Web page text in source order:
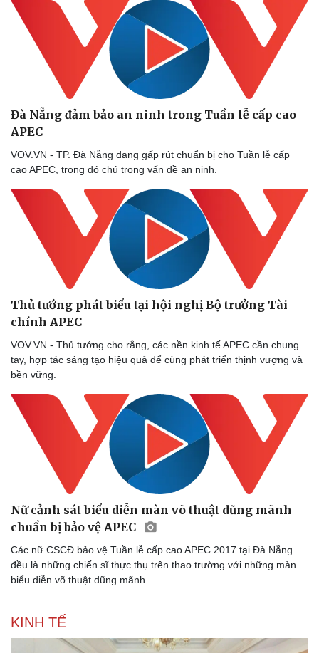
Thể thao
Bóng đá
Lịch thi đấu bóng đá
Thế giới thể thao
Hậu trường
Ô tô - Xe máy
Ô tô
Xe máy
Tư vấn
Đà Nẵng đảm bảo an ninh trong Tuần lễ cấp cao
APEC
VOV.VN - TP. Đà Nẵng đang gấp rút chuẩn bị cho Tuần lễ cấp
cao APEC, trong đó chú trọng vấn đề an ninh.
Thủ tướng phát biểu tại hội nghị Bộ trưởng Tài
chính APEC
VOV.VN - Thủ tướng cho rằng, các nền kinh tế APEC cần chung
tay, hợp tác sáng tạo hiệu quả để cùng phát triển thịnh vượng và
bền vững.
Nữ cảnh sát biểu diễn màn võ thuật dũng mãnh
chuẩn bị bảo vệ APEC
Các nữ CSCĐ bảo vệ Tuần lễ cấp cao APEC 2017 tại Đà Nẵng
đều là những chiến sĩ thực thụ trên thao trường với những màn
biểu diễn võ thuật dũng mãnh.
KINH TẾ